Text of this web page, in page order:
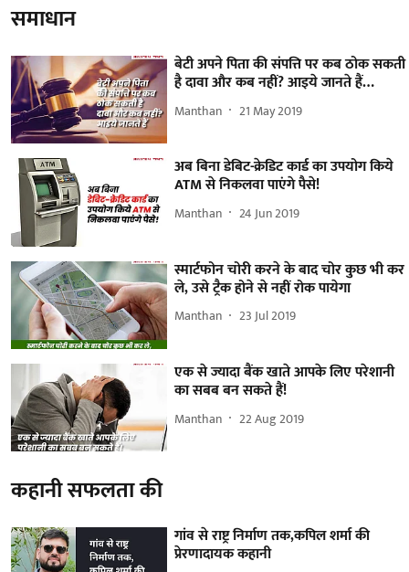
समाधान
बेटी अपने पिता की संपत्ति पर कब ठोक सकती
है दावा और कब नहीं? आइये जानते हैं…
Manthan 21 May 2019
अब बिना डेबिट-क्रेडिट कार्ड का उपयोग किये
ATM से निकलवा पाएंगे पैसे!
Manthan 24 Jun 2019
स्मार्टफोन चोरी करने के बाद चोर कुछ भी कर
ले, उसे ट्रैक होने से नहीं रोक पायेगा
Manthan 23 Jul 2019
एक से ज्यादा बैंक खाते आपके लिए परेशानी
का सबब बन सकते हैं!
Manthan 22 Aug 2019
कहानी सफलता की
गांव से राष्ट्र निर्माण तक,कपिल शर्मा की
प्रेरणादायक कहानी